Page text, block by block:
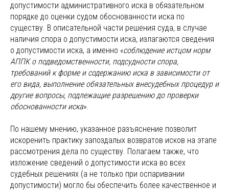
допустимости административного иска в обязательном
порядке до оценки судом обоснованности иска по
существу. В описательной части решения суда, в случае
наличия спора о допустимости иска, излагаются сведения
о допустимости иска, а именно «соблюдение истцом норм
АППК о подведомственности, подсудности спора,
требований к форме и содержанию иска в зависимости от
его вида, выполнение обязательных внесудебных процедур и
другие вопросы, подлежащие разрешению до проверки
обоснованности иска».
По нашему мнению, указанное разъяснение позволит
искоренить практику запоздалых возвратов исков на этапе
рассмотрения дела по существу. Полагаем также, что
изложение сведений о допустимости иска во всех
судебных решениях (а не только при оспаривании
допустимости) могло бы обеспечить более качественное и